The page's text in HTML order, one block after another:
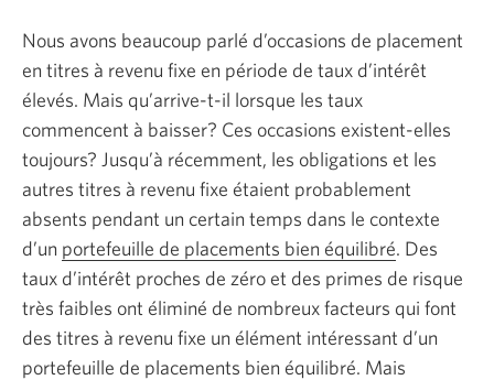
Nous avons beaucoup parlé d’occasions de placement
en titres à revenu fixe en période de taux d’intérêt
élevés. Mais qu’arrive-t-il lorsque les taux
commencent à baisser? Ces occasions existent-elles
toujours? Jusqu’à récemment, les obligations et les
autres titres à revenu fixe étaient probablement
absents pendant un certain temps dans le contexte
d’un portefeuille de placements bien équilibré. Des
taux d’intérêt proches de zéro et des primes de risque
très faibles ont éliminé de nombreux facteurs qui font
des titres à revenu fixe un élément intéressant d’un
portefeuille de placements bien équilibré. Mais